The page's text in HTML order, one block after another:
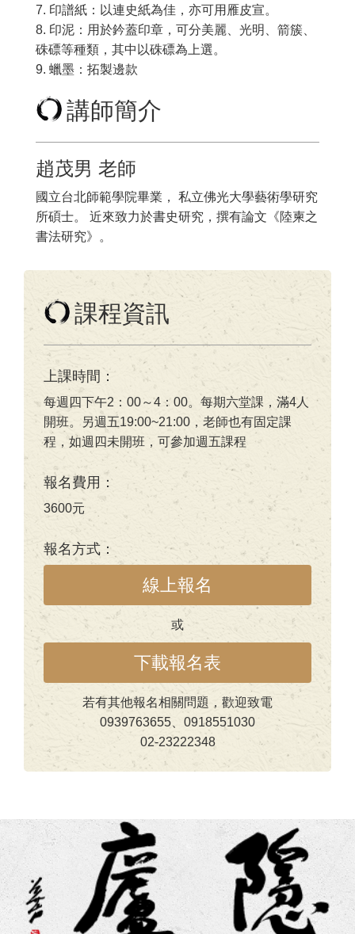
7. 印譜紙：以連史紙為佳，亦可用雁皮宣。
8. 印泥：用於鈐蓋印章，可分美麗、光明、箭簇、
硃磦等種類，其中以硃磦為上選。
9. 蠟墨：拓製邊款
講師簡介
趙茂男 老師
國立台北師範學院畢業， 私立佛光大學藝術學研究
所碩士。 近來致力於書史研究，撰有論文《陸柬之
書法研究》。
課程資訊
上課時間：
每週四下午2：00～4：00。每期六堂課，滿4人
開班。另週五19:00~21:00，老師也有固定課
程，如週四未開班，可參加週五課程
報名費用：
3600元
報名方式：
線上報名
或
下載報名表
若有其他報名相關問題，歡迎致電
0939763655、0918551030
02-23222348